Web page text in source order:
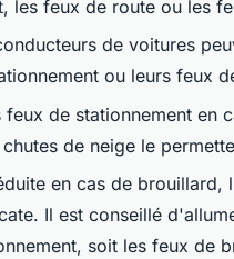
les feux de route ou les
de voitures
ou leurs feux
de stationnement en
de neige le
en cas de
Il est conseillé
soit les feux de